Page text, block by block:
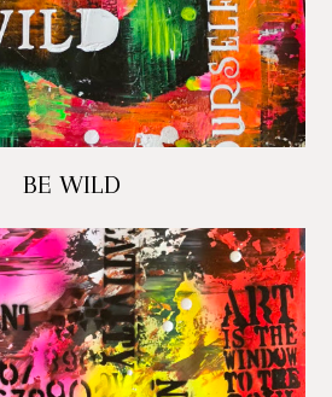
BE WILD